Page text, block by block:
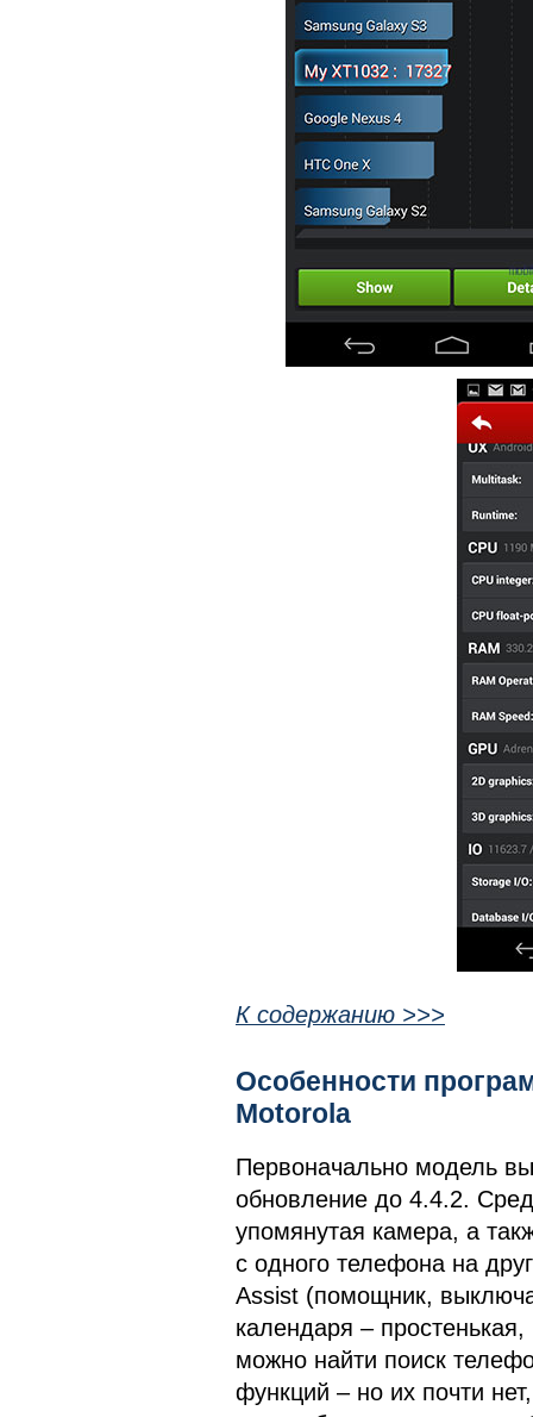
К содержанию >>>
Особенности
Motorola
Первоначально модель
обновление до 4.4.2.
упомянутая камера, а
с одного телефона на
Assist (помощник,
календаря –
можно найти поиск
функций – но их почти